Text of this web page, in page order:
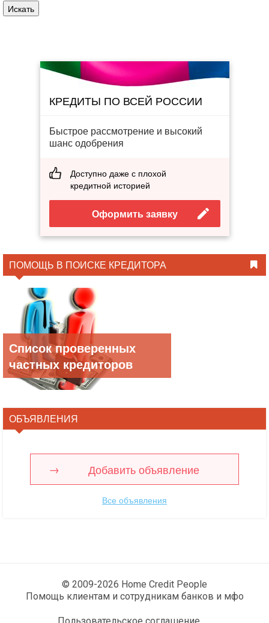
КРЕДИТЫ ПО ВСЕЙ РОССИИ
Быстрое рассмотрение и высокий
шанс одобрения
Доступно даже с плохой
кредитной историей
Оформить заявку
ПОМОЩЬ В ПОИСКЕ КРЕДИТОРА
Список проверенных
частных кредиторов
ОБЪЯВЛЕНИЯ
Добавить объявление
Все объявления
© 2009-2026 Home Credit People
Помощь клиентам и сотрудникам банков и мфо